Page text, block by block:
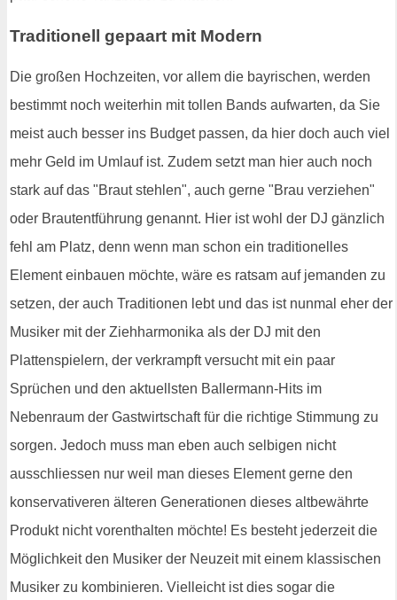
Traditionell gepaart mit Modern
Die großen Hochzeiten, vor allem die bayrischen, werden
bestimmt noch weiterhin mit tollen Bands aufwarten, da Sie
meist auch besser ins Budget passen, da hier doch auch viel
mehr Geld im Umlauf ist. Zudem setzt man hier auch noch
stark auf das "Braut stehlen", auch gerne "Brau verziehen"
oder Brautentführung genannt. Hier ist wohl der DJ gänzlich
fehl am Platz, denn wenn man schon ein traditionelles
Element einbauen möchte, wäre es ratsam auf jemanden zu
setzen, der auch Traditionen lebt und das ist nunmal eher der
Musiker mit der Ziehharmonika als der DJ mit den
Plattenspielern, der verkrampft versucht mit ein paar
Sprüchen und den aktuellsten Ballermann-Hits im
Nebenraum der Gastwirtschaft für die richtige Stimmung zu
sorgen. Jedoch muss man eben auch selbigen nicht
ausschliessen nur weil man dieses Element gerne den
konservativeren älteren Generationen dieses altbewährte
Produkt nicht vorenthalten möchte! Es besteht jederzeit die
Möglichkeit den Musiker der Neuzeit mit einem klassischen
Musiker zu kombinieren. Vielleicht ist dies sogar die